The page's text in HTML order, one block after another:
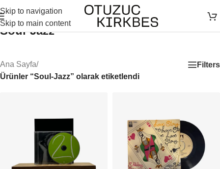
Skip to navigation
Skip to main content
Soul-Jazz
Ana Sayfa/
Ürünler “Soul-Jazz” olarak etiketlendi
Filters